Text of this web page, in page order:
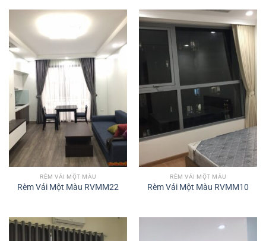
RÈM VẢI MỘT MÀU
Rèm Vải Một Màu RVMM22
RÈM VẢI MỘT MÀU
Rèm Vải Một Màu RVMM10